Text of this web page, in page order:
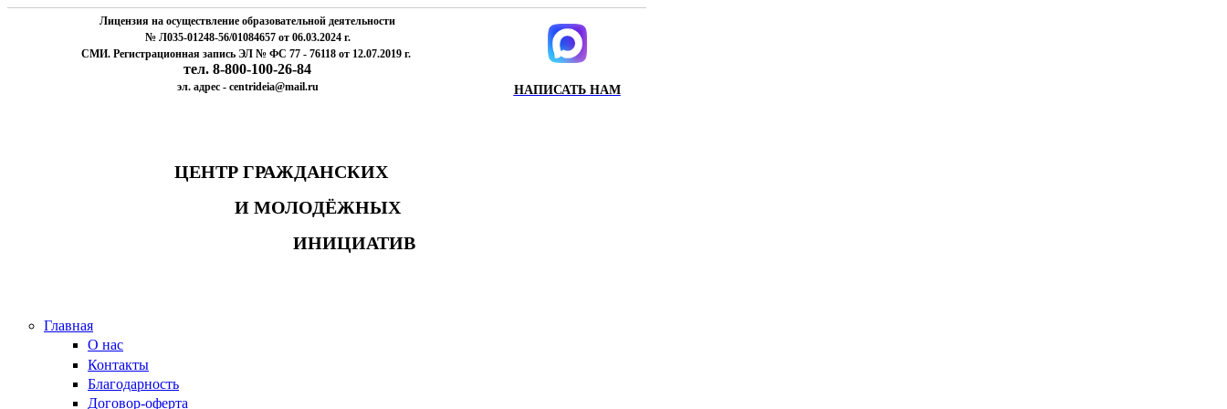
Лицензия на осуществление образовательной деятельности
№ Л035-01248-56/01084657 от 06.03.2024 г.
СМИ. Регистрационная запись ЭЛ № ФС 77 - 76118 от 12.07.2019 г.
тел. 8-800-100-26-84
эл. адрес - centrideia@mail.ru НАПИСАТЬ НАМ
ЦЕНТР ГРАЖДАНСКИХ
И МОЛОДЁЖНЫХ
ИНИЦИАТИВ
Главная
О нас
Контакты
Благодарность
Договор-оферта